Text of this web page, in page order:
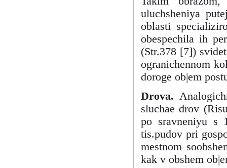
uluchsheniya
oblasti
obespechila ih
(Str.378 [7])
ogranichennom
doroge ob|em
Drova.
sluchae drov
po sravneniyu s
tis.pudov pri
mestnom
kak v obshem